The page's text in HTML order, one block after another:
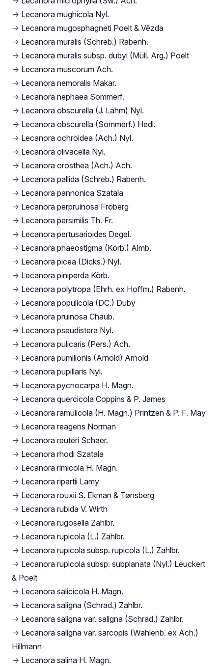
→ Lecanora mughicola Nyl.
→ Lecanora mugosphagneti Poelt & Vězda
→ Lecanora muralis (Schreb.) Rabenh.
→ Lecanora muralis subsp. dubyi (Müll. Arg.) Poelt
→ Lecanora muscorum Ach.
→ Lecanora nemoralis Makar.
→ Lecanora nephaea Sommerf.
→ Lecanora obscurella (J. Lahm) Nyl.
→ Lecanora obscurella (Sommerf.) Hedl.
→ Lecanora ochroidea (Ach.) Nyl.
→ Lecanora olivacella Nyl.
→ Lecanora orosthea (Ach.) Ach.
→ Lecanora pallida (Schreb.) Rabenh.
→ Lecanora pannonica Szatala
→ Lecanora perpruinosa Fröberg
→ Lecanora persimilis Th. Fr.
→ Lecanora pertusarioides Degel.
→ Lecanora phaeostigma (Körb.) Almb.
→ Lecanora picea (Dicks.) Nyl.
→ Lecanora piniperda Körb.
→ Lecanora polytropa (Ehrh. ex Hoffm.) Rabenh.
→ Lecanora populicola (DC.) Duby
→ Lecanora pruinosa Chaub.
→ Lecanora pseudistera Nyl.
→ Lecanora pulicaris (Pers.) Ach.
→ Lecanora pumilionis (Arnold) Arnold
→ Lecanora pupillaris Nyl.
→ Lecanora pycnocarpa H. Magn.
→ Lecanora quercicola Coppins & P. James
→ Lecanora ramulicola (H. Magn.) Printzen & P. F. May
→ Lecanora reagens Norman
→ Lecanora reuteri Schaer.
→ Lecanora rhodi Szatala
→ Lecanora rimicola H. Magn.
→ Lecanora ripartii Lamy
→ Lecanora rouxii S. Ekman & Tønsberg
→ Lecanora rubida V. Wirth
→ Lecanora rugosella Zahlbr.
→ Lecanora rupicola (L.) Zahlbr.
→ Lecanora rupicola subsp. rupicola (L.) Zahlbr.
→ Lecanora rupicola subsp. subplanata (Nyl.) Leuckert
& Poelt
→ Lecanora salicicola H. Magn.
→ Lecanora saligna (Schrad.) Zahlbr.
→ Lecanora saligna var. saligna (Schrad.) Zahlbr.
→ Lecanora saligna var. sarcopis (Wahlenb. ex Ach.)
Hillmann
→ Lecanora salina H. Magn.